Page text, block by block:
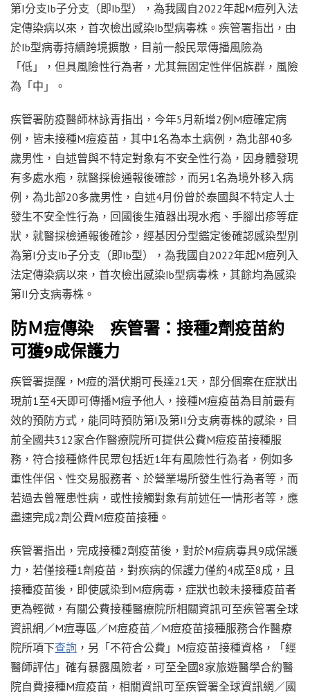
第I分支Ib子分支（即Ib型），為我國自2022年起M痘列入法
定傳染病以來，首次檢出感染Ib型病毒株。疾管署指出，由
於Ib型病毒持續跨境擴散，目前一般民眾傳播風險為
「低」，但具風險性行為者，尤其無固定性伴侶族群，風險
為「中」。
疾管署防疫醫師林詠青指出，今年5月新增2例M痘確定病
例，皆未接種M痘疫苗，其中1名為本土病例，為北部40多
歲男性，自述曾與不特定對象有不安全性行為，因身體發現
有多處水疱，就醫採檢通報後確診，而另1名為境外移入病
例，為北部20多歲男性，自述4月份曾於泰國與不特定人士
發生不安全性行為，回國後生殖器出現水疱、手腳出疹等症
狀，就醫採檢通報後確診，經基因分型鑑定後確認感染型別
為第I分支Ib子分支（即Ib型），為我國自2022年起M痘列入
法定傳染病以來，首次檢出感染Ib型病毒株，其餘均為感染
第II分支病毒株。
防Ｍ痘傳染 疾管署：接種2劑疫苗約
可獲9成保護力
疾管署提醒，M痘的潛伏期可長達21天，部分個案在症狀出
現前1至4天即可傳播M痘予他人，接種M痘疫苗為目前最有
效的預防方式，能同時預防第I及第II分支病毒株的感染，目
前全國共312家合作醫療院所可提供公費M痘疫苗接種服
務，符合接種條件民眾包括近1年有風險性行為者，例如多
重性伴侶、性交易服務者、於營業場所發生性行為者等，而
若過去曾罹患性病，或性接觸對象有前述任一情形者等，應
盡速完成2劑公費M痘疫苗接種。
疾管署指出，完成接種2劑疫苗後，對於M痘病毒具9成保護
力，若僅接種1劑疫苗，對疾病的保護力僅約4成至8成，且
接種疫苗後，即使感染到M痘病毒，症狀也較未接種疫苗者
更為輕微，有關公費接種醫療院所相關資訊可至疾管署全球
資訊網／M痘專區／M痘疫苗／M痘疫苗接種服務合作醫療
院所項下查詢 ，另「不符合公費」M痘疫苗接種資格，「經
醫師評估」確有暴露風險者，可至全國8家旅遊醫學合約醫
院自費接種M痘疫苗，相關資訊可至疾管署全球資訊網／國